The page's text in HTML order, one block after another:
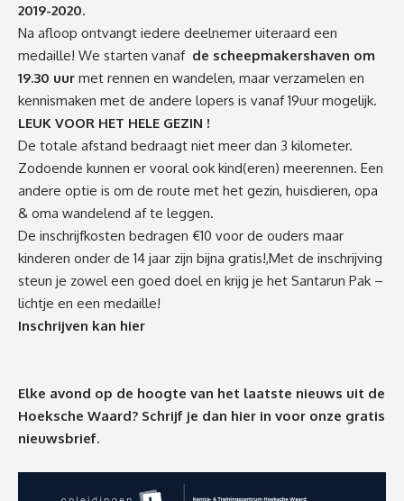
2019-2020.
Na afloop ontvangt iedere deelnemer uiteraard een
medaille! We starten vanaf de scheepmakershaven om
19.30 uur met rennen en wandelen, maar verzamelen en
kennismaken met de andere lopers is vanaf 19uur mogelijk.
LEUK VOOR HET HELE GEZIN !
De totale afstand bedraagt niet meer dan 3 kilometer.
Zodoende kunnen er vooral ook kind(eren) meerennen. Een
andere optie is om de route met het gezin, huisdieren, opa
& oma wandelend af te leggen.
De inschrijfkosten bedragen €10 voor de ouders maar
kinderen onder de 14 jaar zijn bijna gratis!,Met de inschrijving
steun je zowel een goed doel en krijg je het Santarun Pak –
lichtje en een medaille!
Inschrijven kan hier
Elke avond op de hoogte van het laatste nieuws uit de
Hoeksche Waard? Schrijf je dan hier in voor onze gratis
nieuwsbrief.